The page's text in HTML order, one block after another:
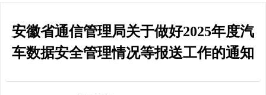
安徽省通信管理局关于做好2025年度汽
车数据安全管理情况等报送工作的通知